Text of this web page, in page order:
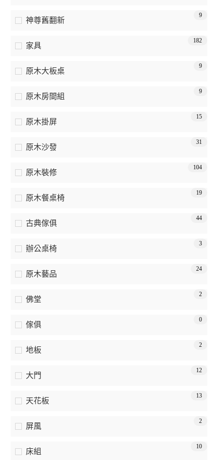
神尊舊翻新
9
家具
182
原木大板桌
9
原木房間組
9
原木掛屏
15
原木沙發
31
原木裝修
104
原木餐桌椅
19
古典傢俱
44
辦公桌椅
3
原木藝品
24
佛堂
2
傢俱
0
地板
2
大門
12
天花板
13
屏風
2
床組
10